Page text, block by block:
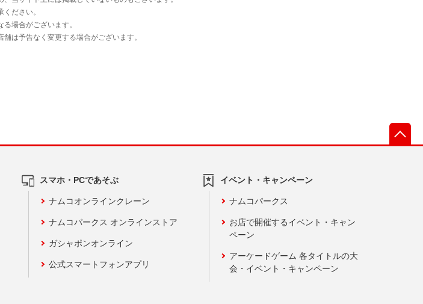
スマホ・PCであそぶ
ナムコオンラインクレーン
ナムコパークス オンラインストア
ガシャポンオンライン
公式スマートフォンアプリ
イベント・キャンペーン
ナムコパークス
お店で開催するイベント・キャン
ペーン
アーケードゲーム 各タイトルの大
会・イベント・キャンペーン